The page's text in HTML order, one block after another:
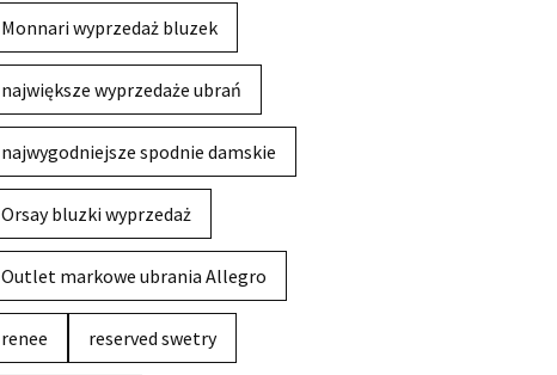
Monnari wyprzedaż bluzek
największe wyprzedaże ubrań
najwygodniejsze spodnie damskie
Orsay bluzki wyprzedaż
Outlet markowe ubrania Allegro
renee reserved swetry